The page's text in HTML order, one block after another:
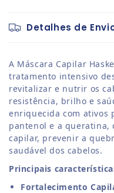
Detalhes de
A Máscara Capilar
tratamento intensivo
revitalizar e nutrir os
resistência, brilho e
enriquecida com ativos
pantenol e a
capilar, prevenir a
saudável dos cabelos.
Principais
Fortalecimento